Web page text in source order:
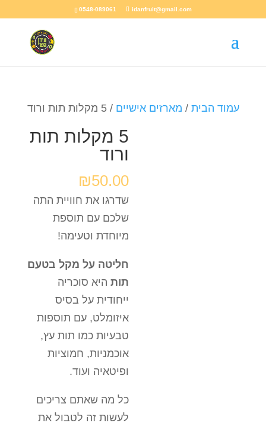
0548-089061 idanfruit@gmail.com
עמוד הבית/ מארזים אישיים / 5 מקלות תות ורוד
5 מקלות תות
ורוד
₪50.00
שדרגו את חוויית התה
שלכם עם תוספת
מיוחדת וטעימה!
חליטה על מקל בטעם
תות היא סוכריה
ייחודית על בסיס
איזומלט, עם תוספות
טבעיות כמו תות עץ,
אוכמניות, חמוציות
ופיטאיה ועוד.
כל מה שאתם צריכים
לעשות זה לטבול את